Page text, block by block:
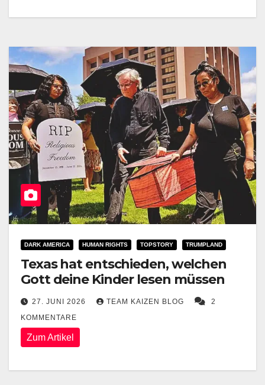
DARK AMERICA HUMAN RIGHTS TOPSTORY TRUMPLAND
Texas hat entschieden, welchen
Gott deine Kinder lesen müssen
27. JUNI 2026 TEAM KAIZEN BLOG
2
KOMMENTARE
Zum Artikel